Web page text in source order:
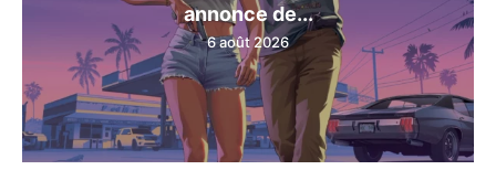
annonce de...
6 août 2026